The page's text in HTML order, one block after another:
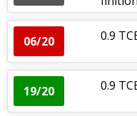
06/20 0.9
19/20 0.9